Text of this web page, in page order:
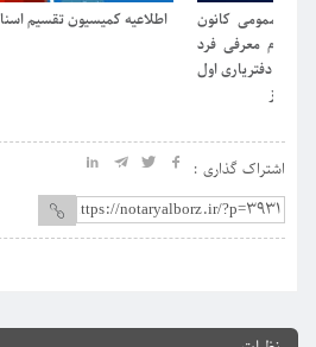
اطلاعیه کمیسیون تقسیم اسناد
اشتراک گذاری :